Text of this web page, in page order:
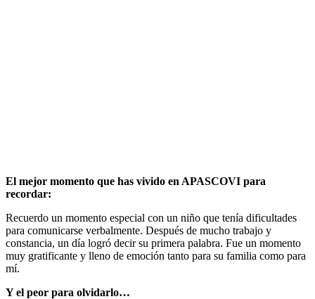
El mejor momento que has vivido en APASCOVI para
recordar:
Recuerdo un momento especial con un niño que tenía dificultades
para comunicarse verbalmente. Después de mucho trabajo y
constancia, un día logró decir su primera palabra. Fue un momento
muy gratificante y lleno de emoción tanto para su familia como para
mí.
Y el peor para olvidarlo…